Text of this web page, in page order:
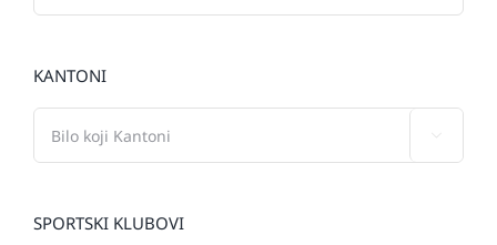
KANTONI
SPORTSKI KLUBOVI